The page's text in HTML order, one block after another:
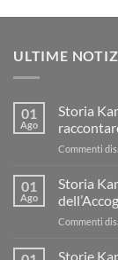
ULTIME
01
Ago
Storia
Commenti
01
Ago
Storia
Commenti
Storie